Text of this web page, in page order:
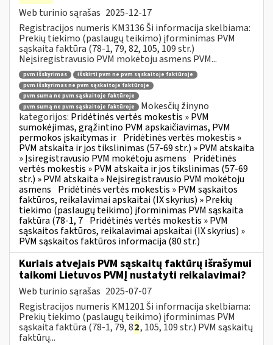
Web turinio sąrašas 2025-12-17
Registracijos numeris KM3136 Ši informacija skelbiama:
Prekių tiekimo (paslaugų teikimo) įforminimas PVM
sąskaita faktūra (78-1, 79, 82, 105, 109 str.)
Neįsiregistravusio PVM mokėtoju asmens PVM...
pvm išskyrimas
išskirti pvm ne pvm sąskaitoje faktūroje
pvm išskyrimas ne pvm sąskaitoje faktūroje
pvm suma ne pvm sąskaitoje faktūroje
pvm sumą ne pvm sąskaitoje faktūroje
Mokesčių žinyno
kategorijos: Pridėtinės vertės mokestis » PVM
sumokėjimas, grąžintino PVM apskaičiavimas, PVM
permokos įskaitymas ir Pridėtinės vertės mokestis »
PVM atskaita ir jos tikslinimas (57-69 str.) » PVM atskaita
» Įsiregistravusio PVM mokėtoju asmens Pridėtinės
vertės mokestis » PVM atskaita ir jos tikslinimas (57-69
str.) » PVM atskaita » Neįsiregistravusio PVM mokėtoju
asmens Pridėtinės vertės mokestis » PVM sąskaitos
faktūros, reikalavimai apskaitai (IX skyrius) » Prekių
tiekimo (paslaugų teikimo) įforminimas PVM sąskaita
faktūra (78-1, 7 Pridėtinės vertės mokestis » PVM
sąskaitos faktūros, reikalavimai apskaitai (IX skyrius) »
PVM sąskaitos faktūros informacija (80 str.)
Kuriais atvejais PVM sąskaitų faktūrų išrašymui
taikomi Lietuvos PVMĮ nustatyti reikalavimai?
Web turinio sąrašas 2025-07-07
Registracijos numeris KM1201 Ši informacija skelbiama:
Prekių tiekimo (paslaugų teikimo) įforminimas PVM
sąskaita faktūra (78-1, 79, 82, 105, 109 str.) PVM sąskaitų
faktūrų...